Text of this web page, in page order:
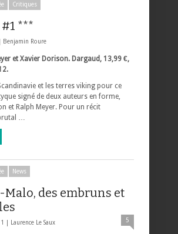
Critiques
***
Benjamin Roure
et Xavier Dorison. Dargaud, 13,99 €,
et les terres viking pour ce
signé de deux auteurs en forme,
et Ralph Meyer. Pour un récit
…
News
Malo, des embruns et
| Laurence Le Saux 5